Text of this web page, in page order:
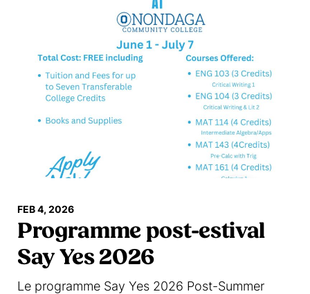
FEB 4, 2026
Programme post-estival
Say Yes 2026
Le programme Say Yes 2026 Post-Summer